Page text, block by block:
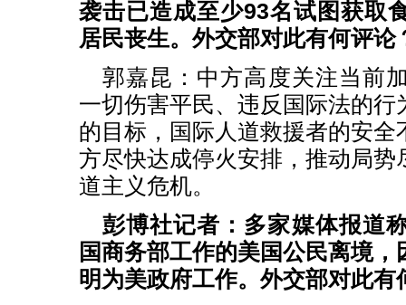
袭击已造成至少93名试图获取
居民丧生。外交部对此有何评论
郭嘉昆： 中方高度关注当前
一切伤害平民、违反国际法的行
的目标，国际人道救援者的安全
方尽快达成停火安排，推动局势
道主义危机。
彭博社记者：多家媒体报道
国商务部工作的美国公民离境
明为美政府工作。外交部对此有